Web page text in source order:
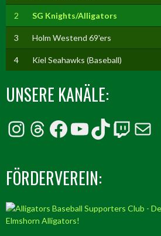
2 SG Knights/Alligators
3 Holm Westend 69'ers
4 Kiel Seahawks (Baseball)
UNSERE KANÄLE:
Instagram
Threads
Facebook
YouTube
TikTok
Twitch
E-Mail
FÖRDERVEREIN: